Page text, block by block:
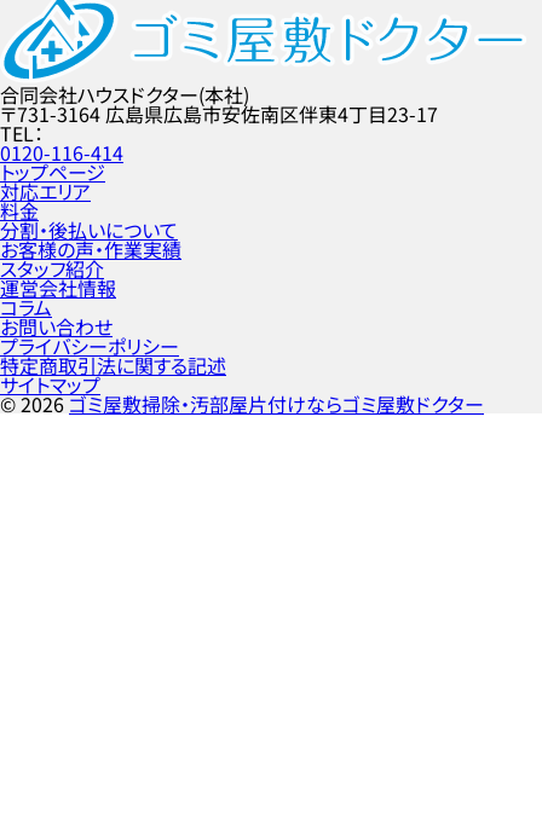
合同会社ハウスドクター(本社)
〒731-3164 広島県広島市安佐南区伴東4丁目23-17
TEL
0120-116-414
トップページ
対応エリア
料金
分割・後払いについて
お客様の声・作業実績
スタッフ紹介
運営会社情報
コラム
お問い合わせ
プライバシーポリシー
特定商取引法に関する記述
サイトマップ
©2026ゴミ屋敷掃除・汚部屋片付けならゴミ屋敷ドクター